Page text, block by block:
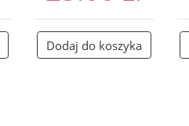
Dodaj do koszyka